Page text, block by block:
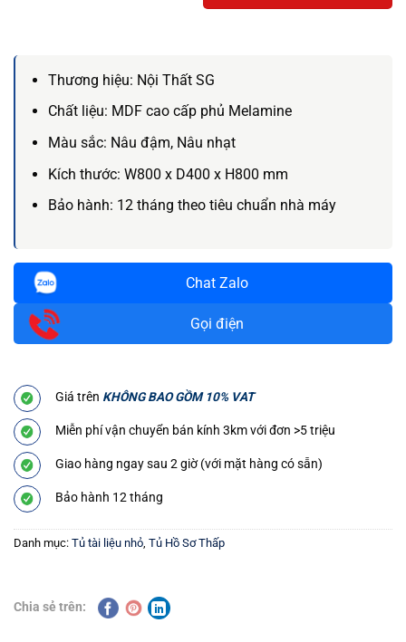
Thương hiệu: Nội Thất SG
Chất liệu: MDF cao cấp phủ Melamine
Màu sắc: Nâu đậm, Nâu nhạt
Kích thước: W800 x D400 x H800 mm
Bảo hành: 12 tháng theo tiêu chuẩn nhà máy
Chat Zalo
Gọi điện
Giá trên KHÔNG BAO GỒM 10% VAT
Miễn phí vận chuyển bán kính 3km với đơn >5 triệu
Giao hàng ngay sau 2 giờ (với mặt hàng có sẵn)
Bảo hành 12 tháng
Danh mục: Tủ tài liệu nhỏ, Tủ Hồ Sơ Thấp
Chia sẻ trên: